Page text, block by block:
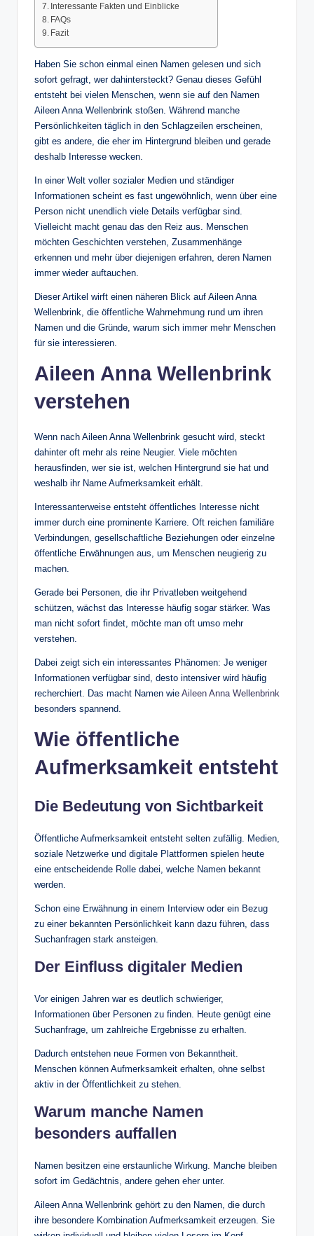
Interessante Fakten und Einblicke
FAQs
Fazit
Haben Sie schon einmal einen Namen gelesen und sich
sofort gefragt, wer dahintersteckt? Genau dieses Gefühl
entsteht bei vielen Menschen, wenn sie auf den Namen
Aileen Anna Wellenbrink stoßen. Während manche
Persönlichkeiten täglich in den Schlagzeilen erscheinen,
gibt es andere, die eher im Hintergrund bleiben und gerade
deshalb Interesse wecken.
In einer Welt voller sozialer Medien und ständiger
Informationen scheint es fast ungewöhnlich, wenn über eine
Person nicht unendlich viele Details verfügbar sind.
Vielleicht macht genau das den Reiz aus. Menschen
möchten Geschichten verstehen, Zusammenhänge
erkennen und mehr über diejenigen erfahren, deren Namen
immer wieder auftauchen.
Dieser Artikel wirft einen näheren Blick auf Aileen Anna
Wellenbrink, die öffentliche Wahrnehmung rund um ihren
Namen und die Gründe, warum sich immer mehr Menschen
für sie interessieren.
Aileen Anna Wellenbrink
verstehen
Wenn nach Aileen Anna Wellenbrink gesucht wird, steckt
dahinter oft mehr als reine Neugier. Viele möchten
herausfinden, wer sie ist, welchen Hintergrund sie hat und
weshalb ihr Name Aufmerksamkeit erhält.
Interessanterweise entsteht öffentliches Interesse nicht
immer durch eine prominente Karriere. Oft reichen familiäre
Verbindungen, gesellschaftliche Beziehungen oder einzelne
öffentliche Erwähnungen aus, um Menschen neugierig zu
machen.
Gerade bei Personen, die ihr Privatleben weitgehend
schützen, wächst das Interesse häufig sogar stärker. Was
man nicht sofort findet, möchte man oft umso mehr
verstehen.
Dabei zeigt sich ein interessantes Phänomen: Je weniger
Informationen verfügbar sind, desto intensiver wird häufig
recherchiert. Das macht Namen wie Aileen Anna Wellenbrink
besonders spannend.
Wie öffentliche
Aufmerksamkeit entsteht
Die Bedeutung von Sichtbarkeit
Öffentliche Aufmerksamkeit entsteht selten zufällig. Medien,
soziale Netzwerke und digitale Plattformen spielen heute
eine entscheidende Rolle dabei, welche Namen bekannt
werden.
Schon eine Erwähnung in einem Interview oder ein Bezug
zu einer bekannten Persönlichkeit kann dazu führen, dass
Suchanfragen stark ansteigen.
Der Einfluss digitaler Medien
Vor einigen Jahren war es deutlich schwieriger,
Informationen über Personen zu finden. Heute genügt eine
Suchanfrage, um zahlreiche Ergebnisse zu erhalten.
Dadurch entstehen neue Formen von Bekanntheit.
Menschen können Aufmerksamkeit erhalten, ohne selbst
aktiv in der Öffentlichkeit zu stehen.
Warum manche Namen
besonders auffallen
Namen besitzen eine erstaunliche Wirkung. Manche bleiben
sofort im Gedächtnis, andere gehen eher unter.
Aileen Anna Wellenbrink gehört zu den Namen, die durch
ihre besondere Kombination Aufmerksamkeit erzeugen. Sie